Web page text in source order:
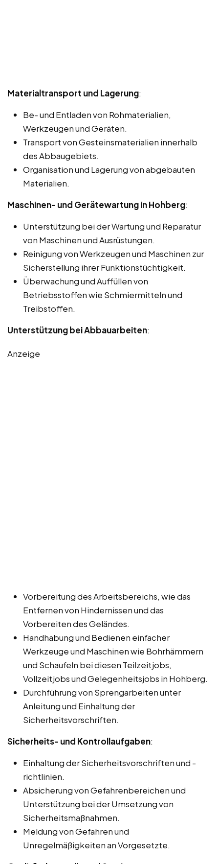
Materialtransport und Lagerung:
Be- und Entladen von Rohmaterialien,
Werkzeugen und Geräten.
Transport von Gesteinsmaterialien innerhalb
des Abbaugebiets.
Organisation und Lagerung von abgebauten
Materialien.
Maschinen- und Gerätewartung in Hohberg:
Unterstützung bei der Wartung und Reparatur
von Maschinen und Ausrüstungen.
Reinigung von Werkzeugen und Maschinen zur
Sicherstellung ihrer Funktionstüchtigkeit.
Überwachung und Auffüllen von
Betriebsstoffen wie Schmiermitteln und
Treibstoffen.
Unterstützung bei Abbauarbeiten:
Anzeige
Vorbereitung des Arbeitsbereichs, wie das
Entfernen von Hindernissen und das
Vorbereiten des Geländes.
Handhabung und Bedienen einfacher
Werkzeuge und Maschinen wie Bohrhämmern
und Schaufeln bei diesen Teilzeitjobs,
Vollzeitjobs und Gelegenheitsjobs in Hohberg.
Durchführung von Sprengarbeiten unter
Anleitung und Einhaltung der
Sicherheitsvorschriften.
Sicherheits- und Kontrollaufgaben:
Einhaltung der Sicherheitsvorschriften und -
richtlinien.
Absicherung von Gefahrenbereichen und
Unterstützung bei der Umsetzung von
Sicherheitsmaßnahmen.
Meldung von Gefahren und
Unregelmäßigkeiten an Vorgesetzte.